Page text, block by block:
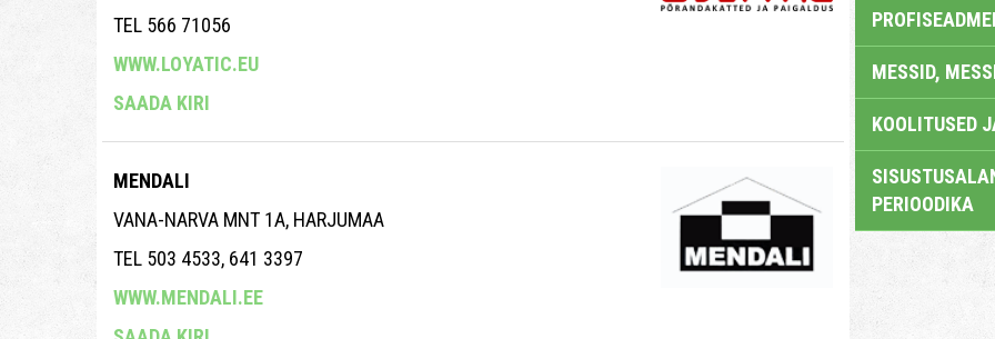
TEL 566 71056
WWW.LOYATIC.EU
SAADA KIRI
MENDALI
VANA-NARVA MNT 1A, HARJUMAA
TEL 503 4533, 641 3397
WWW.MENDALI.EE
MESSID,
KOOLITUSED
PERIOODIKA